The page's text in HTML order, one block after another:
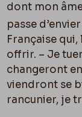
dont mon
passe
Française
offrir. – Je
changeront
viendront se
rancunier, je